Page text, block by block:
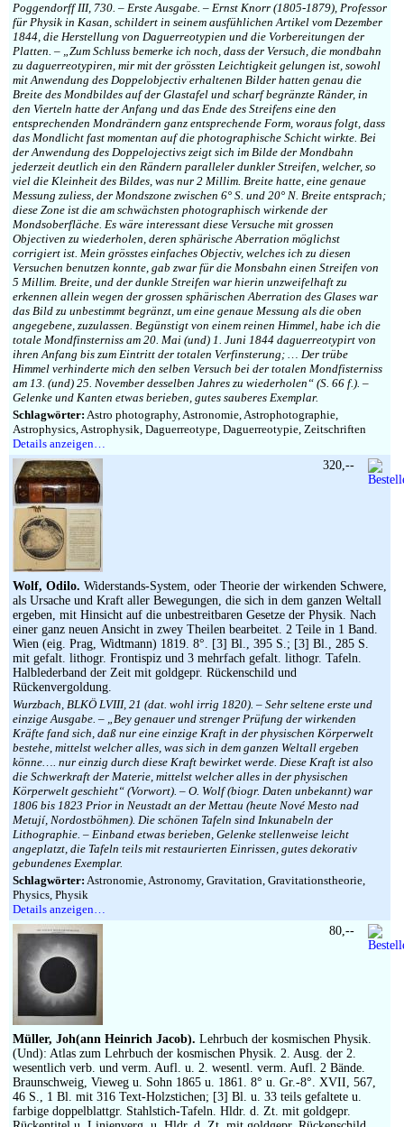
Poggendorff III, 730. – Erste Ausgabe. – Ernst Knorr (1805-1879), Professor
für Physik in Kasan, schildert in seinem ausfühlichen Artikel vom Dezember
1844, die Herstellung von Daguerreotypien und die Vorbereitungen der
Platten. – „Zum Schluss bemerke ich noch, dass der Versuch, die mondbahn
zu daguerreotypiren, mir mit der grössten Leichtigkeit gelungen ist, sowohl
mit Anwendung des Doppelobjectiv erhaltenen Bilder hatten genau die
Breite des Mondbildes auf der Glastafel und scharf begränzte Ränder, in
den Vierteln hatte der Anfang und das Ende des Streifens eine den
entsprechenden Mondrändern ganz entsprechende Form, woraus folgt, dass
das Mondlicht fast momentan auf die photographische Schicht wirkte. Bei
der Anwendung des Doppelojectivs zeigt sich im Bilde der Mondbahn
jederzeit deutlich ein den Rändern paralleler dunkler Streifen, welcher, so
viel die Kleinheit des Bildes, was nur 2 Millim. Breite hatte, eine genaue
Messung zuliess, der Mondszone zwischen 6° S. und 20° N. Breite entsprach;
diese Zone ist die am schwächsten photographisch wirkende der
Mondsoberfläche. Es wäre interessant diese Versuche mit grossen
Objectiven zu wiederholen, deren sphärische Aberration möglichst
corrigiert ist. Mein grösstes einfaches Objectiv, welches ich zu diesen
Versuchen benutzen konnte, gab zwar für die Monsbahn einen Streifen von
5 Millim. Breite, und der dunkle Streifen war hierin unzweifelhaft zu
erkennen allein wegen der grossen sphärischen Aberration des Glases war
das Bild zu unbestimmt begränzt, um eine genaue Messung als die oben
angegebene, zuzulassen. Begünstigt von einem reinen Himmel, habe ich die
totale Mondfinsterniss am 20. Mai (und) 1. Juni 1844 daguerreotypirt von
ihren Anfang bis zum Eintritt der totalen Verfinsterung; … Der trübe
Himmel verhinderte mich den selben Versuch bei der totalen Mondfisterniss
am 13. (und) 25. November desselben Jahres zu wiederholen“ (S. 66 f.). –
Gelenke und Kanten etwas berieben, gutes sauberes Exemplar.
Schlagwörter: Astro photography, Astronomie, Astrophotographie,
Astrophysics, Astrophysik, Daguerreotype, Daguerreotypie, Zeitschriften
Details anzeigen…
Wolf, Odilo. Widerstands-System, oder Theorie der wirkenden Schwere,
als Ursache und Kraft aller Bewegungen, die sich in dem ganzen Weltall
ergeben, mit Hinsicht auf die unbestreitbaren Gesetze der Physik. Nach
einer ganz neuen Ansicht in zwey Theilen bearbeitet. 2 Teile in 1 Band.
Wien (eig. Prag, Widtmann) 1819. 8°. [3] Bl., 395 S.; [3] Bl., 285 S.
mit gefalt. lithogr. Frontispiz und 3 mehrfach gefalt. lithogr. Tafeln.
Halblederband der Zeit mit goldgepr. Rückenschild und
Rückenvergoldung.
Wurzbach, BLKÖ LVIII, 21 (dat. wohl irrig 1820). – Sehr seltene erste und
einzige Ausgabe. – „Bey genauer und strenger Prüfung der wirkenden
Kräfte fand sich, daß nur eine einzige Kraft in der physischen Körperwelt
bestehe, mittelst welcher alles, was sich in dem ganzen Weltall ergeben
könne…. nur einzig durch diese Kraft bewirket werde. Diese Kraft ist also
die Schwerkraft der Materie, mittelst welcher alles in der physischen
Körperwelt geschieht“ (Vorwort). – O. Wolf (biogr. Daten unbekannt) war
1806 bis 1823 Prior in Neustadt an der Mettau (heute Nové Mesto nad
Metují, Nordostböhmen). Die schönen Tafeln sind Inkunabeln der
Lithographie. – Einband etwas berieben, Gelenke stellenweise leicht
angeplatzt, die Tafeln teils mit restaurierten Einrissen, gutes dekorativ
gebundenes Exemplar.
Schlagwörter: Astronomie, Astronomy, Gravitation, Gravitationstheorie,
Physics, Physik
Details anzeigen…
320,--
Müller, Joh(ann Heinrich Jacob). Lehrbuch der kosmischen Physik.
(Und): Atlas zum Lehrbuch der kosmischen Physik. 2. Ausg. der 2.
wesentlich verb. und verm. Aufl. u. 2. wesentl. verm. Aufl. 2 Bände.
Braunschweig, Vieweg u. Sohn 1865 u. 1861. 8° u. Gr.-8°. XVII, 567,
46 S., 1 Bl. mit 316 Text-Holzstichen; [3] Bl. u. 33 teils gefaltete u.
farbige doppelblattgr. Stahlstich-Tafeln. Hldr. d. Zt. mit goldgepr.
80,--